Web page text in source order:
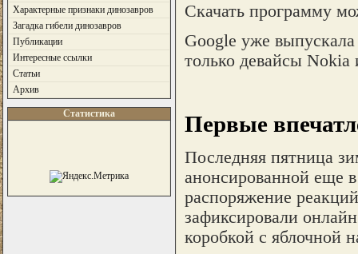
Характерные признаки динозавров
Загадка гибели динозавров
Публикации
Интересные ссылки
Статьи
Архив
Статистика
Скачать программу
Google уже
только девайсы Nokia
Первые
Последняя пятница
анонсированной еще
распоряжение
зафиксировали
коробкой c яблочной